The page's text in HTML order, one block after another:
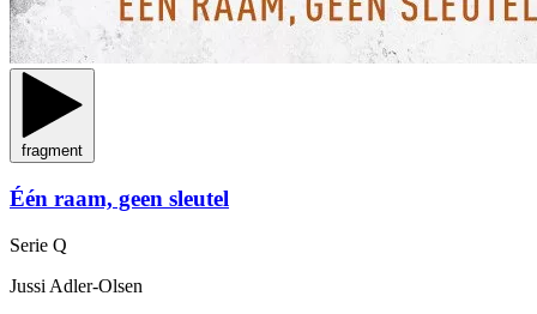
fragment
Één raam, geen sleutel
Serie Q
Jussi Adler-Olsen